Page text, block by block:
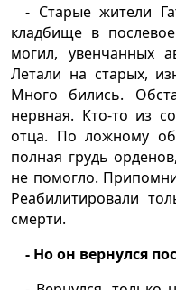
- Старые жители
кладбище в
могил, увенчанных
Летали на старых,
Много бились.
нервная. Кто-то из
отца. По ложному
полная грудь
не помогло.
Реабилитировали
смерти.
- Но он вернулся